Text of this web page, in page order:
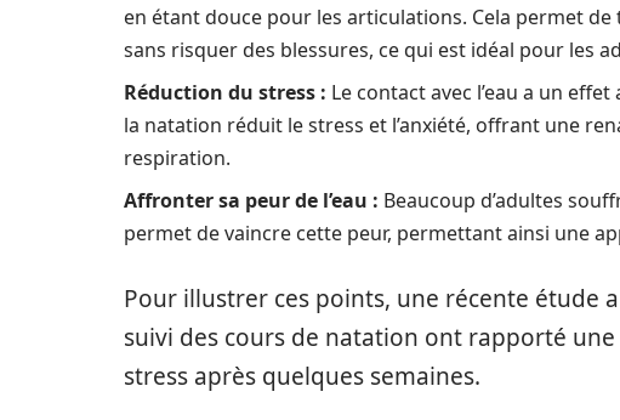
en étant douce pour les articulations. Cela permet
sans risquer des blessures, ce qui est idéal pour les
Réduction du stress : Le contact avec l’eau a un
la natation réduit le stress et l’anxiété, offrant une
respiration.
Affronter sa peur de l’eau : Beaucoup d’adultes
permet de vaincre cette peur, permettant ainsi une
Pour illustrer ces points, une récente étude
suivi des cours de natation ont rapporté
stress après quelques semaines.